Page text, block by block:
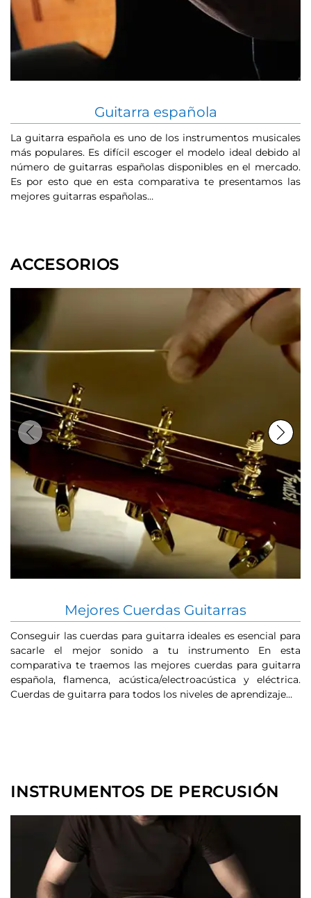
Guitarra española
La guitarra española es uno de los instrumentos musicales
más populares. Es difícil escoger el modelo ideal debido al
número de guitarras españolas disponibles en el mercado.
Es por esto que en esta comparativa te presentamos las
mejores guitarras españolas…
ACCESORIOS
Previous
Mejores Cuerdas Guitarras
Conseguir las cuerdas para guitarra ideales es esencial para
sacarle el mejor sonido a tu instrumento En esta
comparativa te traemos las mejores cuerdas para guitarra
española, flamenca, acústica/electroacústica y eléctrica.
Cuerdas de guitarra para todos los niveles de aprendizaje…
Next
INSTRUMENTOS DE PERCUSIÓN